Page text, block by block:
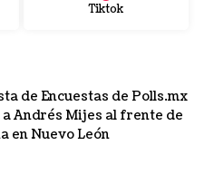
Tiktok
de Encuestas de Polls.mx
a Andrés Mijes al frente de
en Nuevo León